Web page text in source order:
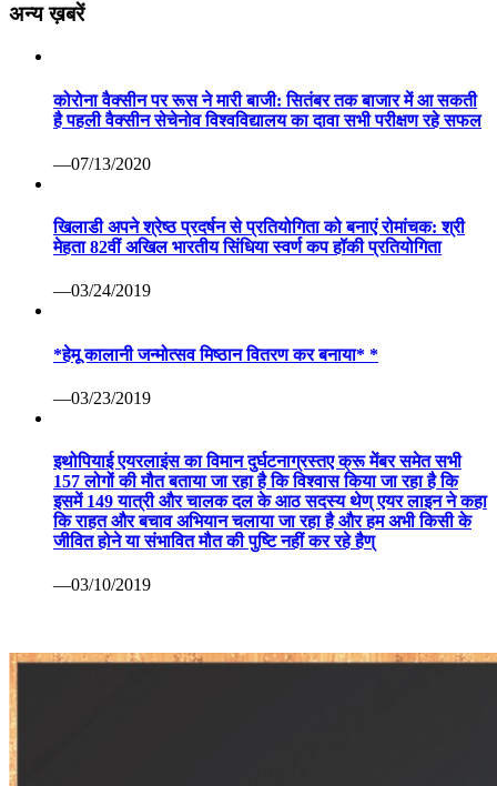
अन्य ख़बरें
कोरोना वैक्सीन पर रूस ने मारी बाजी: सितंबर तक बाजार में आ सकती
है पहली वैक्सीन सेचेनोव विश्वविद्यालय का दावा सभी परीक्षण रहे सफल
—07/13/2020
खिलाडी अपने श्रेष्ठ प्रदर्षन से प्रतियोगिता को बनाएं रोमांचक: श्री
मेहता 82वीं अखिल भारतीय सिंधिया स्वर्ण कप हॉकी प्रतियोगिता
—03/24/2019
*हेमू कालानी जन्मोत्सव मिष्ठान वितरण कर बनाया* *
—03/23/2019
इथोपियाई एयरलाइंस का विमान दुर्घटनाग्रस्तए क्रू मेंबर समेत सभी
157 लोगों की मौत बताया जा रहा है कि विश्वास किया जा रहा है कि
इसमें 149 यात्री और चालक दल के आठ सदस्य थेण् एयर लाइन ने कहा
कि राहत और बचाव अभियान चलाया जा रहा है और हम अभी किसी के
जीवित होने या संभावित मौत की पुष्टि नहीं कर रहे हैण्
—03/10/2019